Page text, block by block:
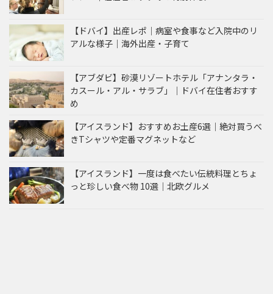
【ドバイ】出産レポ｜病室や食事など入院中のリ
アルな様子｜海外出産・子育て
【アブダビ】砂漠リゾートホテル「アナンタラ・
カスール・アル・サラブ」｜ドバイ在住者おすす
め
【アイスランド】おすすめお土産6選｜絶対買うべ
きTシャツや定番マグネットなど
【アイスランド】一度は食べたい伝統料理とちょ
っと珍しい食べ物 10選｜北欧グルメ